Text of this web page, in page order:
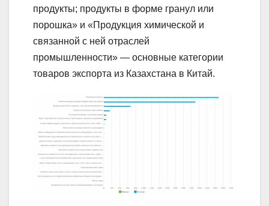
продукты; продукты в форме гранул или
порошка» и «Продукция химической и
связанной с ней отраслей
промышленности» — основные категории
товаров экспорта из Казахстана в Китай.